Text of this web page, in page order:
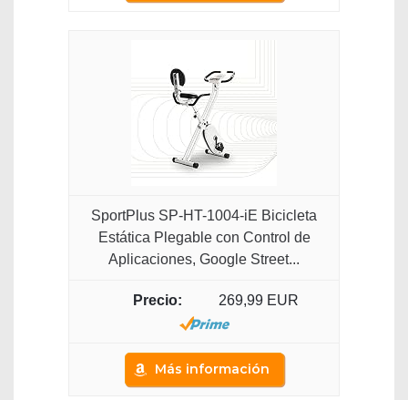
SportPlus SP-HT-1004-iE Bicicleta
Estática Plegable con Control de
Aplicaciones, Google Street...
269,99 EUR
Más información